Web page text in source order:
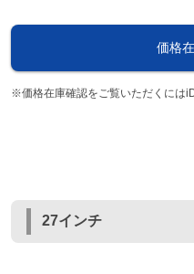
価格
※価格在庫確認をご覧いただくには
27インチ